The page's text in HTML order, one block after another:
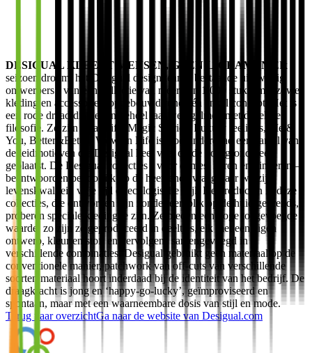
DESIGUAL KLEEDT MENSEN, GEEN LICHAMEN
Elk
seizoen droomt het Desigual design team - bestaande uit twintig
ontwerpers - van een collectie van meer dan 1.000 stuks, met zowel
kleding en accessoires, opgebouwd rond één enkel concept. Het is
een rode draad die de lijn geheel laat weergalmen met dezelfde
filosofie. Zo zijn Real Life, Magic Stories, Luxury feelings, Me &
You, Better&Better, Wow en Life is Cool inderdaad een aantal van
de leidmotieven die Desigual heel veel op de voorgrond heeft
geplaatst. De Desigual collecties - voor dames, heren en kinderen –
beantwoorden behoorlijk op de heersende vraag naar welzijn,
levenskwaliteit, vrije tijd of ecologische stijl. De producten in deze
collecties, die ontworpen zijn zonder een blik op de huidige trends,
proberen speciale kleding te zijn. Ze bieden een hoge toegevoegde
waarde, zo zijn ze geproduceerd in deeltjes, elk met een eigen
ontwerp, kleur en stof, en vervolgens samengevoegd in
verschillende combinaties. Desigual gebruikt geen materiaal op de
conventionele manier, patchwork van off-cuts van verschillende
soorten materiaal hoort inderdaad bij de identiteit van het bedrijf. De
draagkracht is jong en ‘happy-go-lucky’, geïmproviseerd en
spontaan, maar met een waarneembare dosis van stijl en mode.
Terug naar overzichtGa naar de website van Desigual.com